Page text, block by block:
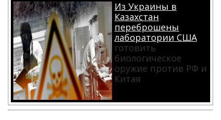
Из Украины в
Казахстан
переброшены
лаборатории США
готовить
биологическое
оружие против РФ и
Китая